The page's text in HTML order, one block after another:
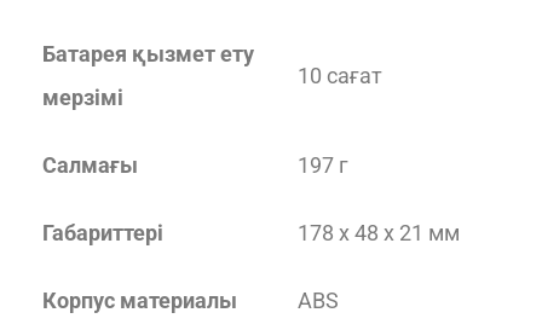
Батарея қызмет ету
мерзімі
10 сағат
Салмағы 197 г
Габариттері 178 x 48 x 21 мм
Корпус материалы ABS